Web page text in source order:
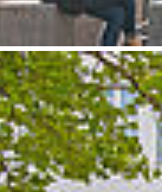
auf
als auf
er innovative
Verständnisses.
belegen